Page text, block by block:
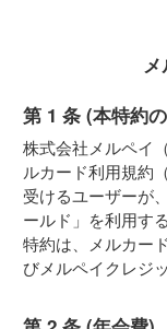
第 1 条 (本特約
株式会社メルペイ
ルカード利用規約
受けるユーザーが
ールド」を利用す
特約は、メルカー
びメルペイクレジ